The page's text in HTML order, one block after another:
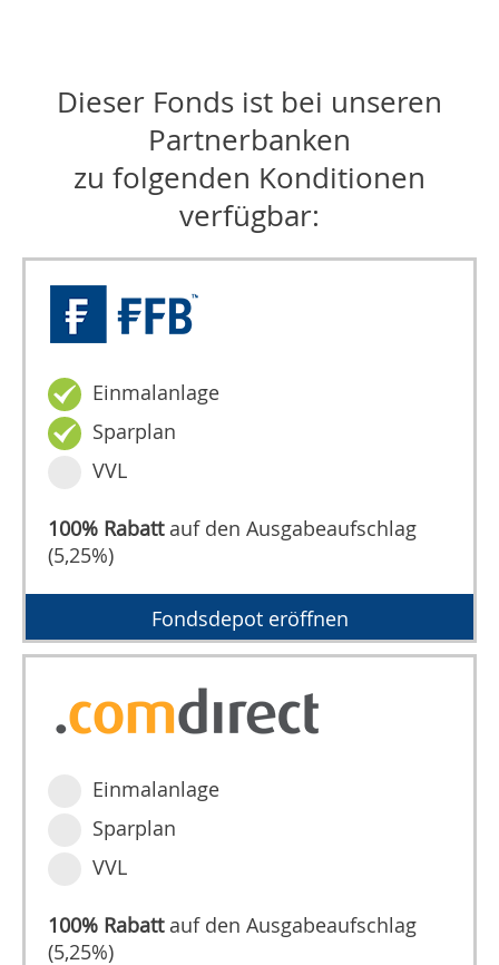
Dieser Fonds ist bei unseren
Partnerbanken
zu folgenden Konditionen
verfügbar:
Einmalanlage
Sparplan
VVL
100% Rabattauf den Ausgabeaufschlag
(5,25%)
Fondsdepot eröffnen
Einmalanlage
Sparplan
VVL
100% Rabattauf den Ausgabeaufschlag
(5,25%)